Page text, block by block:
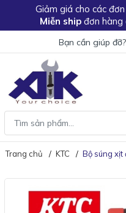
Giảm giá cho các
Miễn ship đơn
Bạn cần giúp
Trang chủ KTC Bộ súng xịt